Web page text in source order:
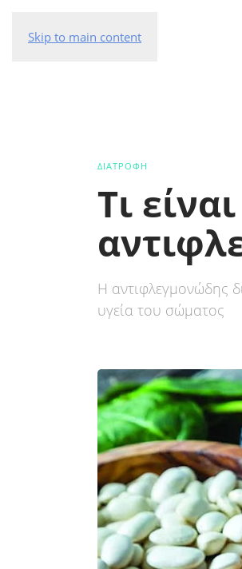
Skip to main content
ΔΙΑΤΡΟΦΗ
Τι
Η αντιφλεγμονώδης
υγεία του σώματος